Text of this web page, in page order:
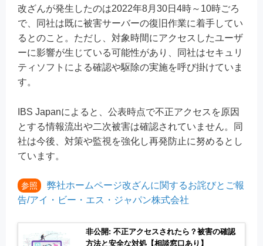
改ざんが発生したのは2022年8月30日4時～10時ごろ
で、同社は既に被害サーバーの復旧作業に着手してい
るとのこと。ただし、対象時間にアクセスしたユーザ
ーに影響が生じている可能性があり、同社はセキュリ
ティソフトによる確認や駆除の実施を呼び掛けていま
す。
IBS Japanによると、公表時点で不正アクセスを原因
とする情報流出や二次被害は確認されていません。同
社は今後、対策や監視を強化し再発防止に努めるとし
ています。
参照
弊社ホームページ改ざんに関するお詫びとご報
告/アイ・ビー・エス・ジャパン株式会社
非公開: 不正アクセスされたら？被害の確認
方法と安全な対処【相談窓口あり】